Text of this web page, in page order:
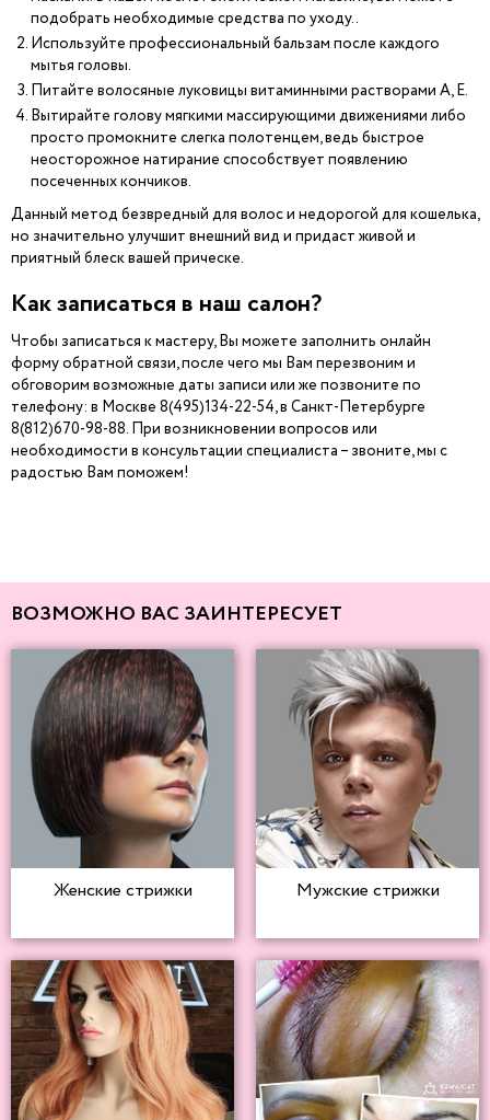
подобрать необходимые средства по уходу..
Используйте профессиональный бальзам после каждого
мытья головы.
Питайте волосяные луковицы витаминными растворами А, Е.
Вытирайте голову мягкими массирующими движениями либо
просто промокните слегка полотенцем, ведь быстрое
неосторожное натирание способствует появлению
посеченных кончиков.
Данный метод безвредный для волос и недорогой для кошелька,
но значительно улучшит внешний вид и придаст живой и
приятный блеск вашей прическе.
Как записаться в наш салон?
Чтобы записаться к мастеру, Вы можете заполнить онлайн
форму обратной связи, после чего мы Вам перезвоним и
обговорим возможные даты записи или же позвоните по
телефону: в Москве 8(495)134-22-54, в Санкт-Петербурге
8(812)670-98-88. При возникновении вопросов или
необходимости в консультации специалиста – звоните, мы с
радостью Вам поможем!
ВОЗМОЖНО ВАС ЗАИНТЕРЕСУЕТ
Женские стрижки Мужские стрижки